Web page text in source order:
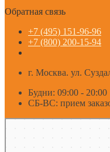
Обратная связь
+7 (495) 151-96-96
+7 (800) 200-15-94
г. Москва. ул.
Будни: 09:00 - 20:00
СБ-ВС: прием